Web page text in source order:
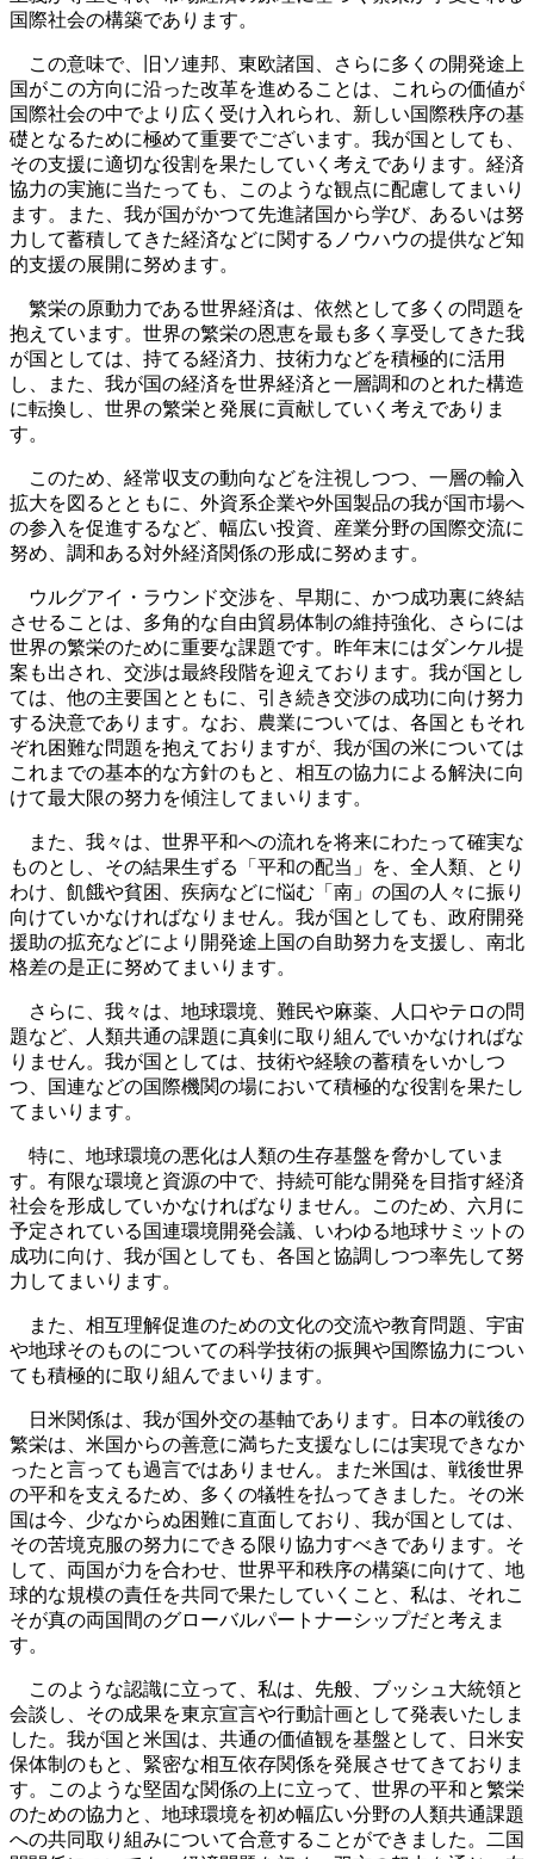
国際社会の構築であります。
この意味で、旧ソ連邦、東欧諸国、さらに多くの開発途上
国がこの方向に沿った改革を進めることは、これらの価値が
国際社会の中でより広く受け入れられ、新しい国際秩序の基
礎となるために極めて重要でございます。我が国としても、
その支援に適切な役割を果たしていく考えであります。経済
協力の実施に当たっても、このような観点に配慮してまいり
ます。また、我が国がかつて先進諸国から学び、あるいは努
力して蓄積してきた経済などに関するノウハウの提供など知
的支援の展開に努めます。
繁栄の原動力である世界経済は、依然として多くの問題を
抱えています。世界の繁栄の恩恵を最も多く享受してきた我
が国としては、持てる経済力、技術力などを積極的に活用
し、また、我が国の経済を世界経済と一層調和のとれた構造
に転換し、世界の繁栄と発展に貢献していく考えでありま
す。
このため、経常収支の動向などを注視しつつ、一層の輸入
拡大を図るとともに、外資系企業や外国製品の我が国市場へ
の参入を促進するなど、幅広い投資、産業分野の国際交流に
努め、調和ある対外経済関係の形成に努めます。
ウルグアイ・ラウンド交渉を、早期に、かつ成功裏に終結
させることは、多角的な自由貿易体制の維持強化、さらには
世界の繁栄のために重要な課題です。昨年末にはダンケル提
案も出され、交渉は最終段階を迎えております。我が国とし
ては、他の主要国とともに、引き続き交渉の成功に向け努力
する決意であります。なお、農業については、各国ともそれ
ぞれ困難な問題を抱えておりますが、我が国の米については
これまでの基本的な方針のもと、相互の協力による解決に向
けて最大限の努力を傾注してまいります。
また、我々は、世界平和への流れを将来にわたって確実な
ものとし、その結果生ずる「平和の配当」を、全人類、とり
わけ、飢餓や貧困、疾病などに悩む「南」の国の人々に振り
向けていかなければなりません。我が国としても、政府開発
援助の拡充などにより開発途上国の自助努力を支援し、南北
格差の是正に努めてまいります。
さらに、我々は、地球環境、難民や麻薬、人口やテロの問
題など、人類共通の課題に真剣に取り組んでいかなければな
りません。我が国としては、技術や経験の蓄積をいかしつ
つ、国連などの国際機関の場において積極的な役割を果たし
てまいります。
特に、地球環境の悪化は人類の生存基盤を脅かしていま
す。有限な環境と資源の中で、持続可能な開発を目指す経済
社会を形成していかなければなりません。このため、六月に
予定されている国連環境開発会議、いわゆる地球サミットの
成功に向け、我が国としても、各国と協調しつつ率先して努
力してまいります。
また、相互理解促進のための文化の交流や教育問題、宇宙
や地球そのものについての科学技術の振興や国際協力につい
ても積極的に取り組んでまいります。
日米関係は、我が国外交の基軸であります。日本の戦後の
繁栄は、米国からの善意に満ちた支援なしには実現できなか
ったと言っても過言ではありません。また米国は、戦後世界
の平和を支えるため、多くの犠牲を払ってきました。その米
国は今、少なからぬ困難に直面しており、我が国としては、
その苦境克服の努力にできる限り協力すべきであります。そ
して、両国が力を合わせ、世界平和秩序の構築に向けて、地
球的な規模の責任を共同で果たしていくこと、私は、それこ
そが真の両国間のグローバルパートナーシップだと考えま
す。
このような認識に立って、私は、先般、ブッシュ大統領と
会談し、その成果を東京宣言や行動計画として発表いたしま
した。我が国と米国は、共通の価値観を基盤として、日米安
保体制のもと、緊密な相互依存関係を発展させてきておりま
す。このような堅固な関係の上に立って、世界の平和と繁栄
のための協力と、地球環境を初め幅広い分野の人類共通課題
への共同取り組みについて合意することができました。二国